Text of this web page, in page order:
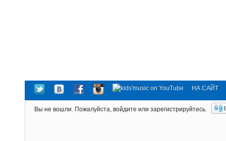
НА САЙТ
Вы не вошли. Пожалуйста, войдите или зарегистрируйтесь.